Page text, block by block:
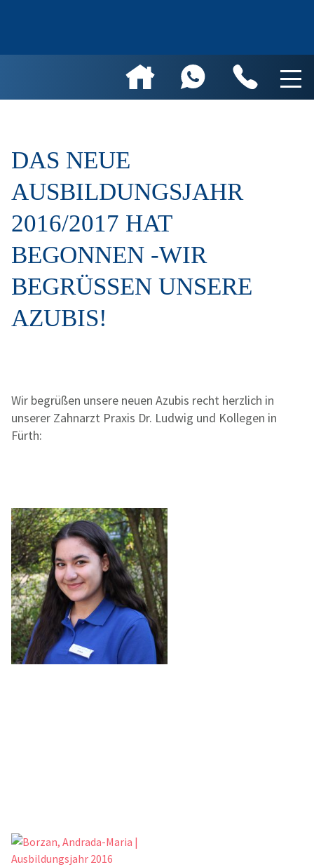
DAS NEUE
AUSBILDUNGSJAHR
2016/2017 HAT
BEGONNEN -WIR
BEGRÜSSEN UNSERE
AZUBIS!
Wir begrüßen unsere neuen Azubis recht herzlich in
unserer Zahnarzt Praxis Dr. Ludwig und Kollegen in
Fürth: